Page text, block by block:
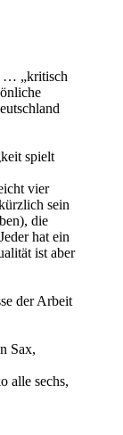
… „kritisch
spielt
vier
sein
die
hat ein
ist aber
der Arbeit
Sax,
alle sechs,